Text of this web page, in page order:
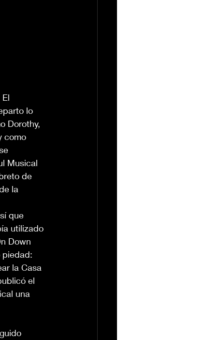
lo
Dorothy,
como
Musical
de
la
que
utilizado
Down
piedad:
la Casa
el
una